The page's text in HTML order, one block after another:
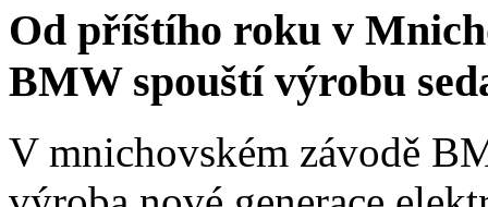
Od příštího roku v
BMW spouští výrobu
V mnichovském závodě